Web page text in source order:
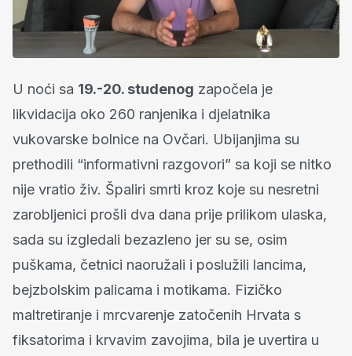
U noći sa 19.-20. studenog započela je
likvidacija oko 260 ranjenika i djelatnika
vukovarske bolnice na Ovčari. Ubijanjima su
prethodili “informativni razgovori” sa koji se nitko
nije vratio živ. Špaliri smrti kroz koje su nesretni
zarobljenici prošli dva dana prije prilikom ulaska,
sada su izgledali bezazleno jer su se, osim
puškama, četnici naoružali i poslužili lancima,
bejzbolskim palicama i motikama. Fizičko
maltretiranje i mrcvarenje zatočenih Hrvata s
fiksatorima i krvavim zavojima, bila je uvertira u